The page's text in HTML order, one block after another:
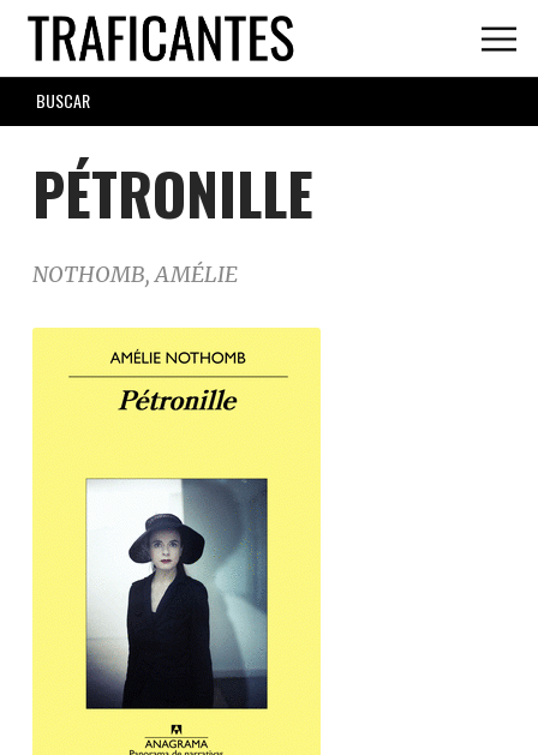
Skip
main
content
SEARCH
FORM
PÉTRONILLE
NOTHOMB, AMÉLIE